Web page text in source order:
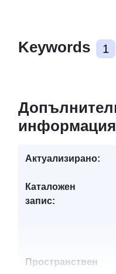
Keywords 1
информация
Актуализирано:
Каталожен
запис:
Пространствен